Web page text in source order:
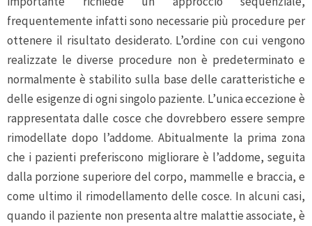
frequentemente infatti sono necessarie più procedure per
ottenere il risultato desiderato. L’ordine con cui vengono
realizzate le diverse procedure non è predeterminato e
normalmente è stabilito sulla base delle caratteristiche e
delle esigenze di ogni singolo paziente. L’unica eccezione è
rappresentata dalle cosce che dovrebbero essere sempre
rimodellate dopo l’addome. Abitualmente la prima zona
che i pazienti preferiscono migliorare è l’addome, seguita
dalla porzione superiore del corpo, mammelle e braccia, e
come ultimo il rimodellamento delle cosce. In alcuni casi,
quando il paziente non presenta altre malattie associate, è